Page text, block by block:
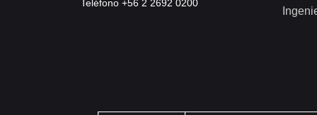
Teléfono +56 2 2692 0200